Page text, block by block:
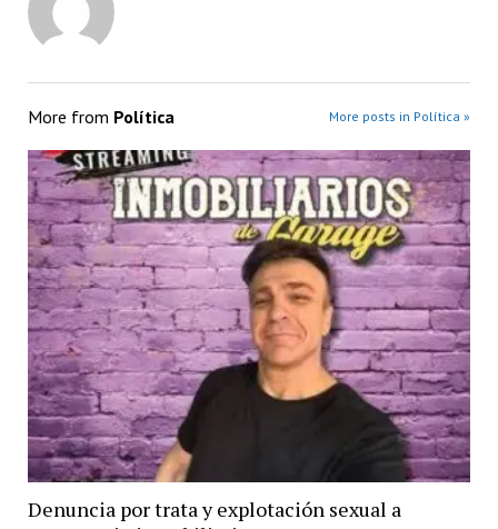
More from Política More posts in Política »
Denuncia por trata y explotación sexual a